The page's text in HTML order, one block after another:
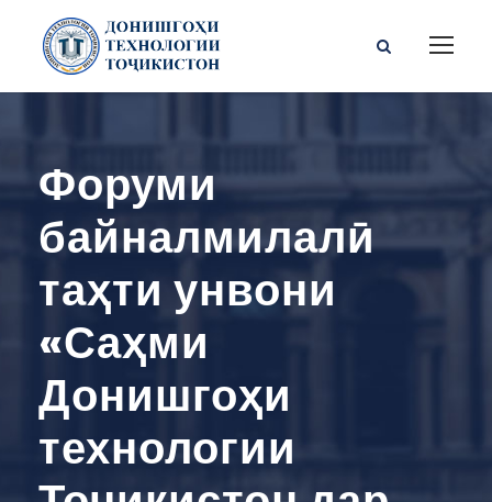
Форуми
байналмилалӣ
таҳти унвони
«Саҳми
Донишгоҳи
технологии